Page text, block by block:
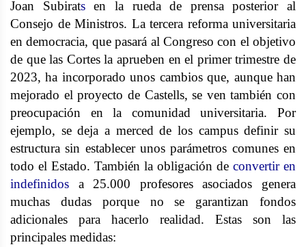
Joan Subiratsen la rueda de prensa posterior al
Consejo de Ministros. La tercera reforma universitaria
en democracia, que pasará al Congreso con el objetivo
de que las Cortes la aprueben en el primer trimestre de
2023, ha incorporado unos cambios que, aunque han
mejorado el proyecto de Castells, se ven también con
preocupación en la comunidad universitaria. Por
ejemplo, se deja a merced de los campus definir su
estructura sin establecer unos parámetros comunes en
todo el Estado. También la obligación de convertir en
indefinidos a 25.000 profesores asociados genera
muchas dudas porque no se garantizan fondos
adicionales para hacerlo realidad. Estas son las
principales medidas: